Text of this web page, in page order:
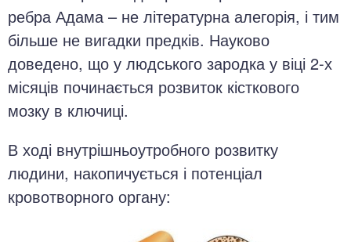
ребра Адама – не літературна алегорія, і тим
більше не вигадки предків. Науково
доведено, що у людського зародка у віці 2-х
місяців починається розвиток кісткового
мозку в ключиці.
В ході внутрішньоутробного розвитку
людини, накопичується і потенціал
кровотворного органу: